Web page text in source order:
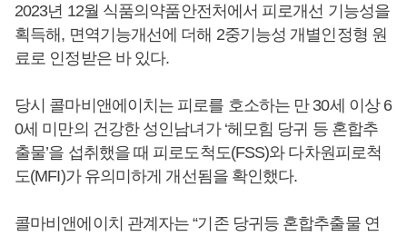
2023년 12월 식품의약품안전처에서 피로개선 기능성을
획득해, 면역기능개선에 더해 2중기능성 개별인정형 원
료로 인정받은 바 있다.
당시 콜마비앤에이치는 피로를 호소하는 만 30세 이상 6
0세 미만의 건강한 성인남녀가 ‘헤모힘 당귀 등 혼합추
출물’을 섭취했을 때 피로도척도(FSS)와 다차원피로척
도(MFI)가 유의미하게 개선됨을 확인했다.
콜마비앤에이치 관계자는 “기존 당귀등 혼합추출물 연